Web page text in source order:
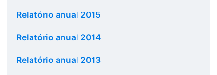
Relatório anual 2015
Relatório anual 2014
Relatório anual 2013